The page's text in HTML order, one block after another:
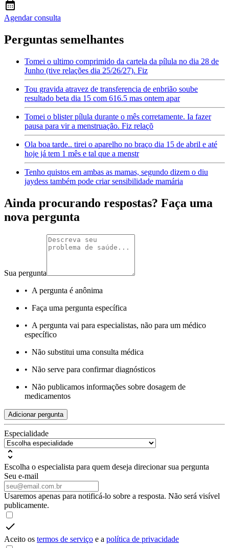
Agendar consulta
Perguntas semelhantes
Tomei o ultimo comprimido da cartela da pílula no dia 28 de
Junho (tive relações dia 25/26/27). Fiz
Tou gravida atravez de transferencia de enbrião soube
resultado beta dia 15 com 616.5 mas ontem apar
Tomei o blister pílula durante o mês corretamente. Ia fazer
pausa para vir a menstruação. Fiz relaçõ
Ola boa tarde.. tirei o aparelho no braço dia 15 de abril e até
hoje já tem 1 mês e tal que a menstr
Tenho quistos em ambas as mamas, segundo dizem o diu
jaydess também pode criar sensibilidade mamária
Ainda procurando respostas? Faça uma
nova pergunta
Sua pergunta
• A pergunta é anônima
• Faça uma pergunta específica
• A pergunta vai para especialistas, não para um médico
específico
• Não substitui uma consulta médica
• Não serve para confirmar diagnósticos
• Não publicamos informações sobre dosagem de
medicamentos
Adicionar pergunta
Especialidade
Escolha o especialista para quem deseja direcionar sua pergunta
Seu e-mail
Usaremos apenas para notificá-lo sobre a resposta. Não será visível
publicamente.
Aceito os termos de serviço e a política de privacidade